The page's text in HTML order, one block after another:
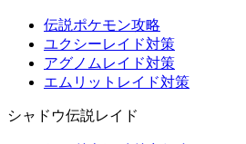
伝説ポケモン攻略
ユクシーレイド対策
アグノムレイド対策
エムリットレイド対策
シャドウ伝説レイド